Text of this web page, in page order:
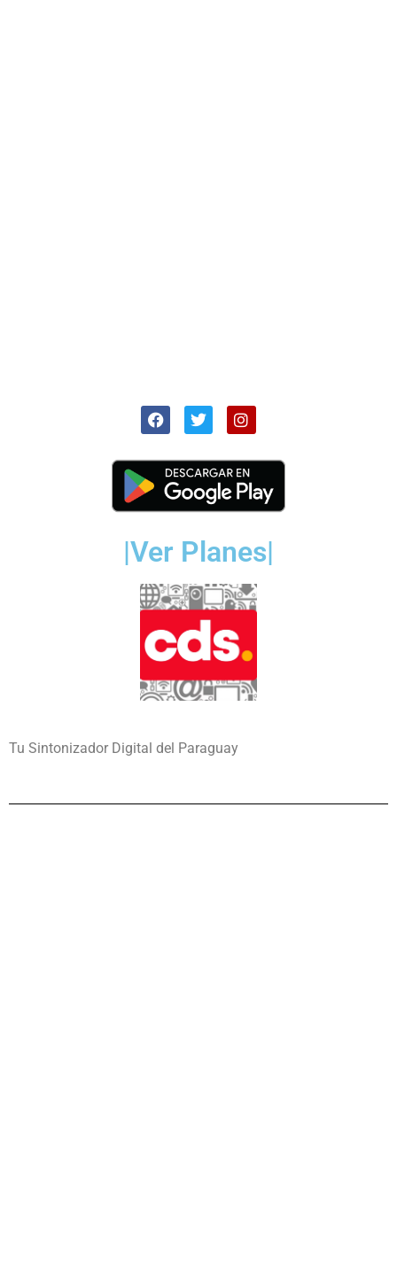
|Ver Planes|
Tu Sintonizador Digital del Paraguay